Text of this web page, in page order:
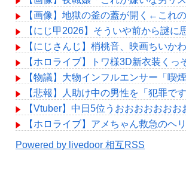
【画像】地獄の釜の蓋が開く←これ
【にじ甲2026】そういや前から謎
【にじさんじ】梢桃音、映画ちいか
【ホロライブ】トワ様3D新衣装くっ
【物議】大物インフルエンサー「喫
【悲報】人助け中の男性を「犯罪で
【Vtuber】中日5位うおおおおおお
【ホロライブ】アメちゃん救急の
Powered by livedoor 相互RSS